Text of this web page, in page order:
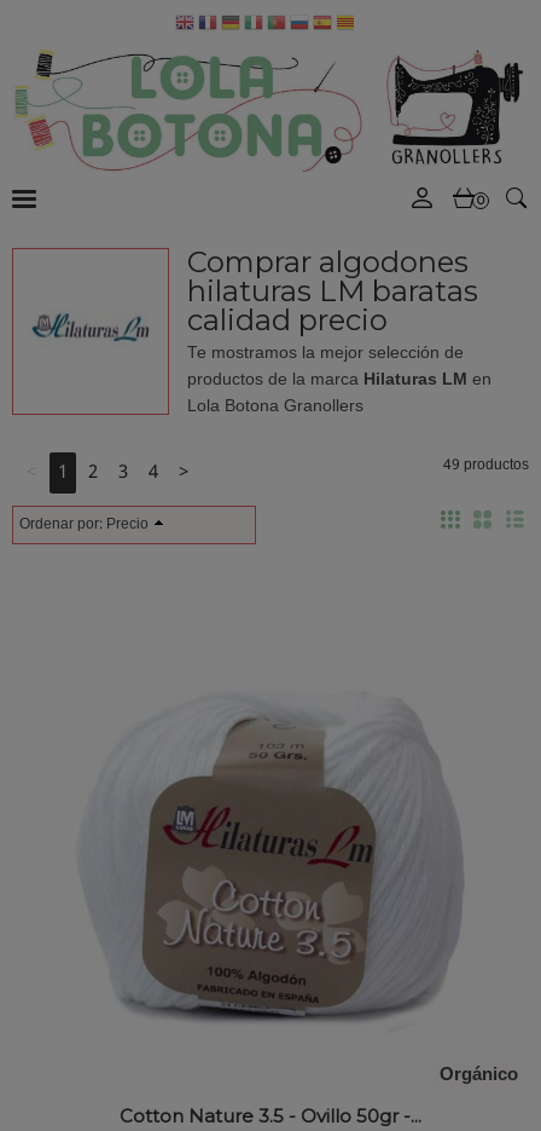
0
Comprar algodones
hilaturas LM baratas
calidad precio
Te mostramos la mejor selección de
productos de la marca Hilaturas LM en
Lola Botona Granollers
1 2 3 4 > 49 productos
Ordenar por: Precio
Orgánico
Cotton Nature 3.5 - Ovillo 50gr -...